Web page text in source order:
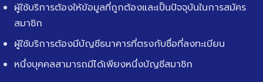
ผู้ใช้บริการต้องให้ข้อมูลที่ถูกต้องและเป็นปัจจุบันในการสมัคร
สมาชิก
ผู้ใช้บริการต้องมีบัญชีธนาคารที่ตรงกับชื่อที่ลงทะเบียน
หนึ่งบุคคลสามารถมีได้เพียงหนึ่งบัญชีสมาชิก